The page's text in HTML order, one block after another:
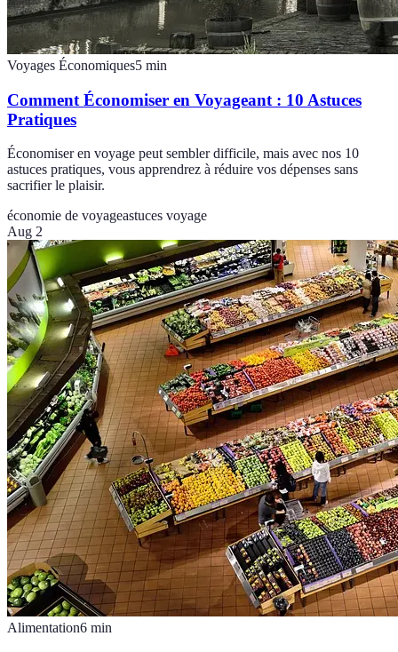
Voyages Économiques5 min
Comment Économiser en Voyageant : 10 Astuces
Pratiques
Économiser en voyage peut sembler difficile, mais avec nos 10
astuces pratiques, vous apprendrez à réduire vos dépenses sans
sacrifier le plaisir.
économie de voyageastuces voyage
Aug 2
Alimentation6 min